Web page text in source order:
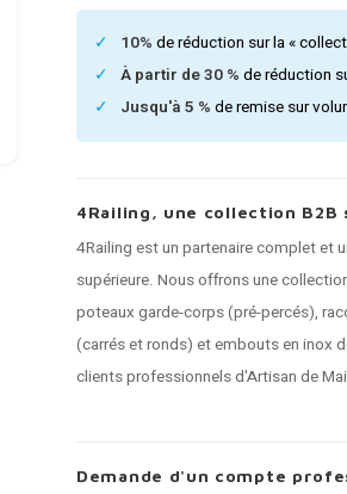
10% de réduction sur la «
À partir de 30 % de réduction
Jusqu'à 5 % de remise sur
4Railing, une collection B2B
4Railing est un partenaire complet et
supérieure. Nous offrons une
poteaux garde-corps (pré-percés),
(carrés et ronds) et embouts en inox
clients professionnels d'Artisan de
Demande d'un compte